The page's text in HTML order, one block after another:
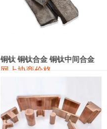
10,400
10,000 0
113,610
113,800 1,050
铜钛 铜钛合金 铜钛中间合金
网上协商价格